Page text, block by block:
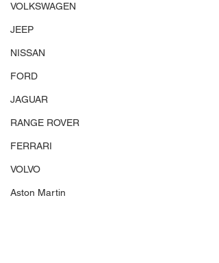
VOLKSWAGEN
JEEP
NISSAN
FORD
JAGUAR
RANGE ROVER
FERRARI
VOLVO
Aston Martin